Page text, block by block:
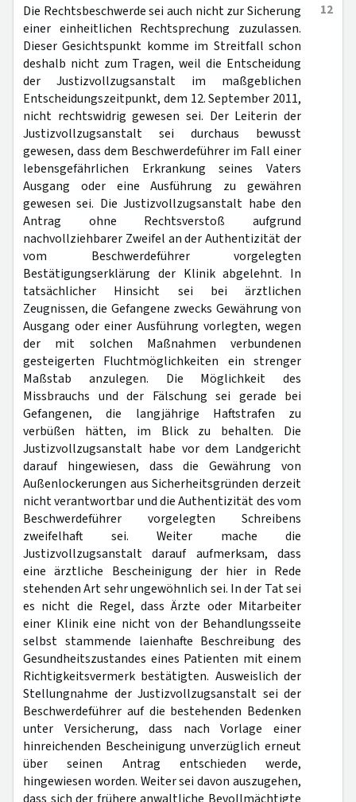
12
Die Rechtsbeschwerde sei auch nicht zur Sicherung
einer einheitlichen Rechtsprechung zuzulassen.
Dieser Gesichtspunkt komme im Streitfall schon
deshalb nicht zum Tragen, weil die Entscheidung
der Justizvollzugsanstalt im maßgeblichen
Entscheidungszeitpunkt, dem 12. September 2011,
nicht rechtswidrig gewesen sei. Der Leiterin der
Justizvollzugsanstalt sei durchaus bewusst
gewesen, dass dem Beschwerdeführer im Fall einer
lebensgefährlichen Erkrankung seines Vaters
Ausgang oder eine Ausführung zu gewähren
gewesen sei. Die Justizvollzugsanstalt habe den
Antrag ohne Rechtsverstoß aufgrund
nachvollziehbarer Zweifel an der Authentizität der
vom Beschwerdeführer vorgelegten
Bestätigungserklärung der Klinik abgelehnt. In
tatsächlicher Hinsicht sei bei ärztlichen
Zeugnissen, die Gefangene zwecks Gewährung von
Ausgang oder einer Ausführung vorlegten, wegen
der mit solchen Maßnahmen verbundenen
gesteigerten Fluchtmöglichkeiten ein strenger
Maßstab anzulegen. Die Möglichkeit des
Missbrauchs und der Fälschung sei gerade bei
Gefangenen, die langjährige Haftstrafen zu
verbüßen hätten, im Blick zu behalten. Die
Justizvollzugsanstalt habe vor dem Landgericht
darauf hingewiesen, dass die Gewährung von
Außenlockerungen aus Sicherheitsgründen derzeit
nicht verantwortbar und die Authentizität des vom
Beschwerdeführer vorgelegten Schreibens
zweifelhaft sei. Weiter mache die
Justizvollzugsanstalt darauf aufmerksam, dass
eine ärztliche Bescheinigung der hier in Rede
stehenden Art sehr ungewöhnlich sei. In der Tat sei
es nicht die Regel, dass Ärzte oder Mitarbeiter
einer Klinik eine nicht von der Behandlungsseite
selbst stammende laienhafte Beschreibung des
Gesundheitszustandes eines Patienten mit einem
Richtigkeitsvermerk bestätigten. Ausweislich der
Stellungnahme der Justizvollzugsanstalt sei der
Beschwerdeführer auf die bestehenden Bedenken
unter Versicherung, dass nach Vorlage einer
hinreichenden Bescheinigung unverzüglich erneut
über seinen Antrag entschieden werde,
hingewiesen worden. Weiter sei davon auszugehen,